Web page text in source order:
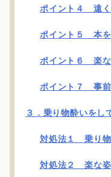
ポイント４ 遠く
ポイント５ 本を
ポイント６ 楽
ポイント７ 事
３．乗り物酔いをし
対処法１ 乗り
対処法２ 楽な